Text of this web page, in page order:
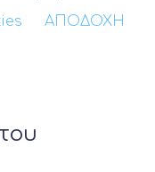
ΑΠΟΔΟΧΗ